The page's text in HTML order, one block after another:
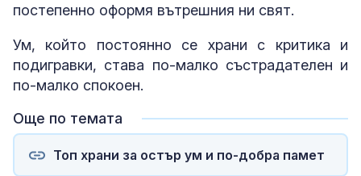
постепенно оформя вътрешния ни свят.
Ум, който постоянно се храни с критика и
подигравки, става по-малко състрадателен и
по-малко спокоен.
Още по темата
Топ храни за остър ум и по-добра памет